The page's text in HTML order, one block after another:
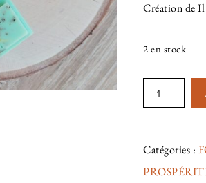
Création de
2 en stock
Catégories :